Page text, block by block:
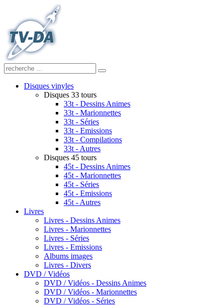
Disques vinyles
Disques 33 tours
33t - Dessins Animes
33t - Marionnettes
33t - Séries
33t - Emissions
33t - Compilations
33t - Autres
Disques 45 tours
45t - Dessins Animes
45t - Marionnettes
45t - Séries
45t - Emissions
45t - Autres
Livres
Livres - Dessins Animes
Livres - Marionnettes
Livres - Séries
Livres - Emissions
Albums images
Livres - Divers
DVD / Vidéos
DVD / Vidéos - Dessins Animes
DVD / Vidéos - Marionnettes
DVD / Vidéos - Séries